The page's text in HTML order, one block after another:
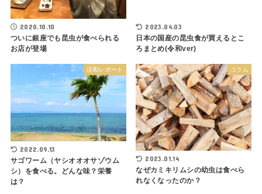
2020.10.10
ついに銀座でも昆虫が食べられる
お店が登場
2023.04.03
日本の国産の昆虫食が買えるとこ
ろまとめ(令和ver)
活動レポート
2022.09.13
サゴワーム（ヤシオオオサゾウム
シ）を食べる。どんな味？栄養
は？
コラム
2023.01.14
なぜカミキリムシの幼虫は食べら
れなくなったのか？